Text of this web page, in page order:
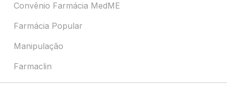
Convênio Farmácia MedME
Farmácia Popular
Manipulação
Farmaclin